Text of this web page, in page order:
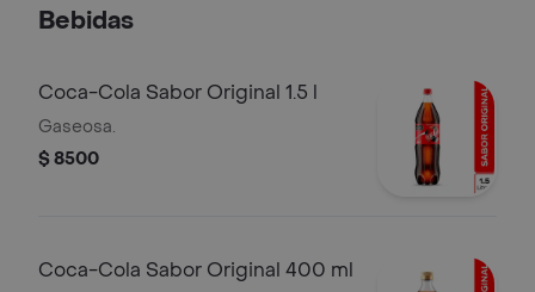
Bebidas
Coca-Cola Sabor Original 1.5 l
Gaseosa.
$ 8500
Coca-Cola Sabor Original 400 ml